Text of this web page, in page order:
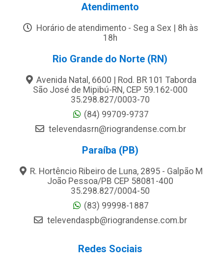
Atendimento
Horário de atendimento - Seg a Sex | 8h às
18h
Rio Grande do Norte (RN)
Avenida Natal, 6600 | Rod. BR 101 Taborda
São José de Mipibú-RN, CEP 59.162-000
35.298.827/0003-70
(84) 99709-9737
televendasrn@riograndense.com.br
Paraíba (PB)
R. Hortêncio Ribeiro de Luna, 2895 - Galpão M
João Pessoa/PB CEP 58081-400
35.298.827/0004-50
(83) 99998-1887
televendaspb@riograndense.com.br
Redes Sociais